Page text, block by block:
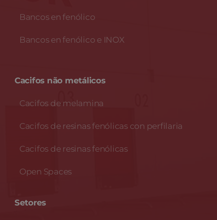
Bancos en fenólico
Bancos en fenólico e INOX
Cacifos não metálicos
Cacifos de melamina
Cacifos de resinas fenólicas con perfilaria
Cacifos de resinas fenólicas
Open Spaces
Setores